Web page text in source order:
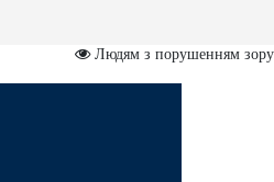
Людям з порушенням зору